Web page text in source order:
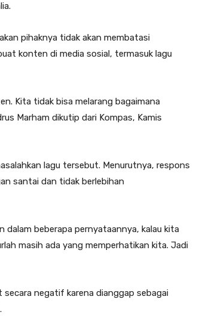
pihaknya tidak akan membatasi
konten di media sosial, termasuk lagu
Kita tidak bisa melarang bagaimana
Marham dikutip dari Kompas, Kamis
lagu tersebut. Menurutnya, respons
santai dan tidak berlebihan
dalam beberapa pernyataannya, kalau kita
masih ada yang memperhatikan kita. Jadi
negatif karena dianggap sebagai